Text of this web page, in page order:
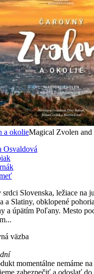
a okolieMagical Zvolen and
Osvaldová
srdci Slovenska, ležiace na
a Slatiny, obklopené
a úpätím Poľany. Mesto
väzba
momentálne nemáme
zabezpečiť a odoslať